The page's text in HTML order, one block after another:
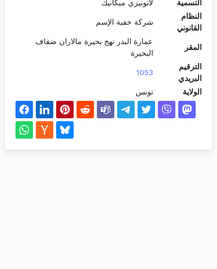
التسمية
لاتونيزي ميكانيك
النظام
القانوني
شركة خفية الإسم
المقر
عمارة البدر نهج بحيرة مالاران ضفاف
البحيرة
الترقيم
البريدي
1053
الولاية تونس